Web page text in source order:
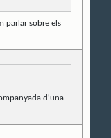
parlar sobre els
d’una